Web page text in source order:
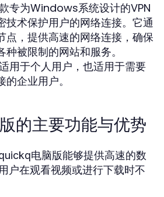
专为Windows系统设计的VPN
技术保护用户的网络连接。它通
点，提供高速的网络连接，确保
被限制的网站和服务。
用于个人用户，也适用于需要
企业用户。
的主要功能与优势
电脑版能够提供高速的数
户在观看视频或进行下载时不